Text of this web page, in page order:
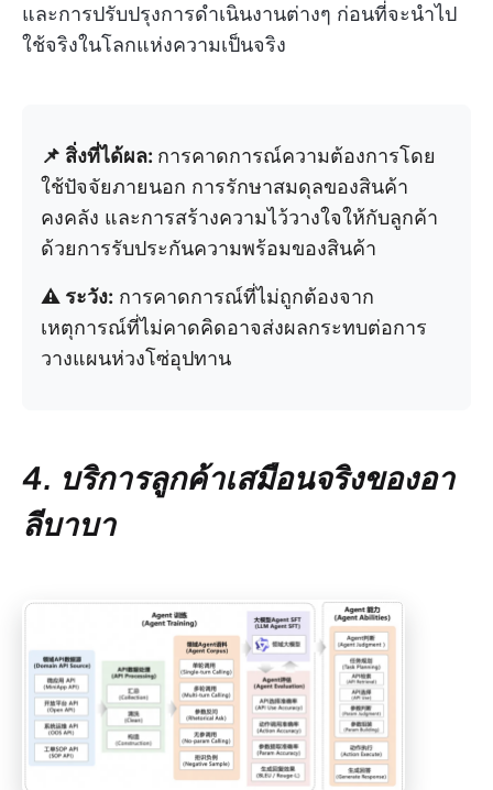
และการปรับปรุงการดำเนินงานต่างๆ ก่อนที่จะนำไป
ใช้จริงในโลกแห่งความเป็นจริง
📌 สิ่งที่ได้ผล: การคาดการณ์ความต้องการโดย
ใช้ปัจจัยภายนอก การรักษาสมดุลของสินค้า
คงคลัง และการสร้างความไว้วางใจให้กับลูกค้า
ด้วยการรับประกันความพร้อมของสินค้า
⚠️ ระวัง: การคาดการณ์ที่ไม่ถูกต้องจาก
เหตุการณ์ที่ไม่คาดคิดอาจส่งผลกระทบต่อการ
วางแผนห่วงโซ่อุปทาน
4. บริการลูกค้าเสมือนจริงของอา
ลีบาบา